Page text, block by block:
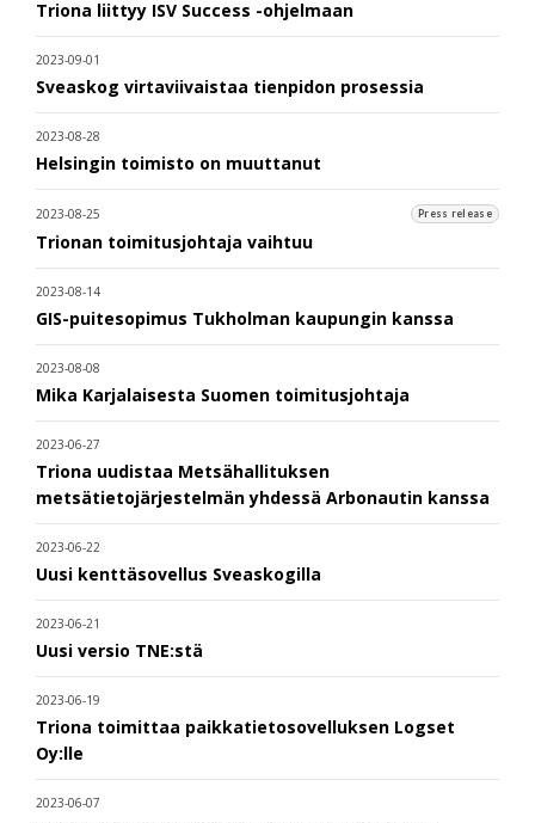
Triona liittyy ISV Success -ohjelmaan
2023-09-01
Sveaskog virtaviivaistaa tienpidon prosessia
2023-08-28
Helsingin toimisto on muuttanut
2023-08-25 Press release
Trionan toimitusjohtaja vaihtuu
2023-08-14
GIS-puitesopimus Tukholman kaupungin kanssa
2023-08-08
Mika Karjalaisesta Suomen toimitusjohtaja
2023-06-27
Triona uudistaa Metsähallituksen
metsätietojärjestelmän yhdessä Arbonautin kanssa
2023-06-22
Uusi kenttäsovellus Sveaskogilla
2023-06-21
Uusi versio TNE:stä
2023-06-19
Triona toimittaa paikkatietosovelluksen Logset
Oy:lle
2023-06-07